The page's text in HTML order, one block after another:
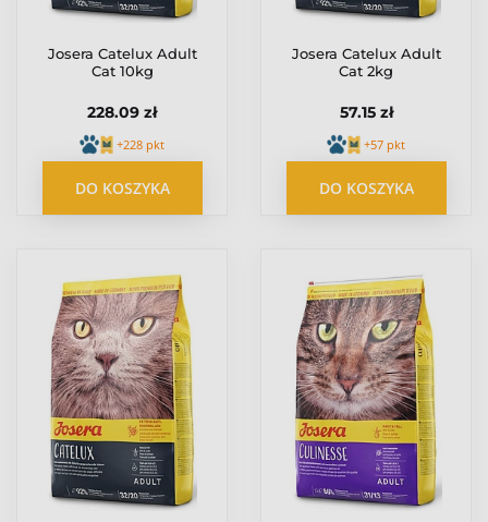
Josera Catelux Adult
Cat 10kg
228.09 zł
+228 pkt
DO KOSZYKA
Josera Catelux Adult
Cat 2kg
57.15 zł
+57 pkt
DO KOSZYKA